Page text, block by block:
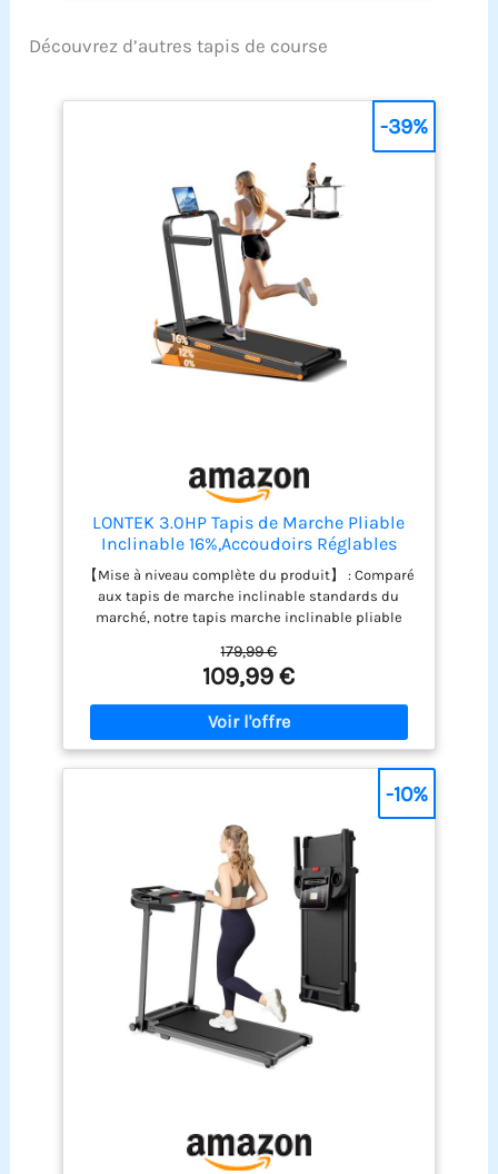
Découvrez d’autres tapis de course
LONTEK 3.0HP Tapis de Marche Pliable
Inclinable 16%,Accoudoirs Réglables
【Mise à niveau complète du produit】 : Comparé
aux tapis de marche inclinable standards du
marché, notre tapis marche inclinable pliable
3 niveaux (max 16%), un moteur sans balais de 3.0
CV (vitesse max 10 km/h), un plateau (2 couches)
et une bande de course (6 couches). Il dispose
également de reposabrazos ajustables pour plus
de confort ; avec son panneau LED intuitif et
télécommande magnétique, ce tapis roulant
pliable vous permet d’entraîner efficacement et
d'absorption des chocs et faible niveau sonore
pour protéger les genoux】 : Ce tapis pliable de
marche silencieux est doté d'un système
d'absorption des chocs multicouche. plateau de
course à 2 couches et bande de course à 7
couches réduisent efficacement les vibrations.
Équipé de huit amortisseurs internes en silicone
et de quatre coussinets externes en caoutchouc
alvéolé, il protège efficacement les genoux tout en
réduisant les niveaux sonores en dessous de 45
décibels, Vous pouvez donc l'utiliser la nuit sans
déranger vos voisins. 【Assurance qualité et
dans les laboratoires LONTEK. Après avoir subi 100
000 cycles de course, le produit ne présentait
179,99 €
109,99 €
-39%
-10%